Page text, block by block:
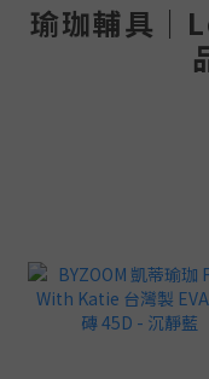
瑜珈輔具